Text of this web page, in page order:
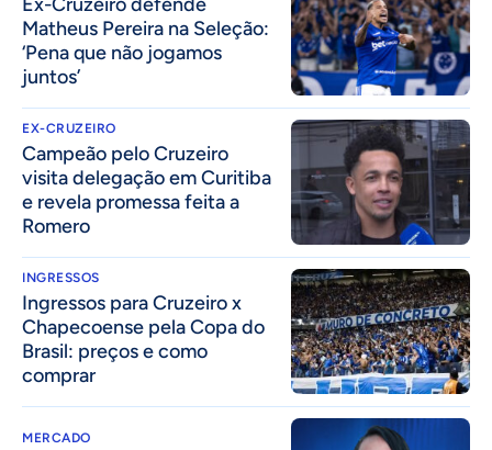
Matheus Pereira na Seleção:
‘Pena que não jogamos
juntos’
EX-CRUZEIRO
Campeão pelo Cruzeiro
visita delegação em Curitiba
e revela promessa feita a
Romero
INGRESSOS
Ingressos para Cruzeiro x
Chapecoense pela Copa do
Brasil: preços e como
comprar
MERCADO